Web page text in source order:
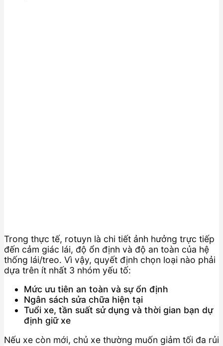
Trong thực tế, rotuyn là chi tiết ảnh hưởng trực tiếp
đến cảm giác lái, độ ổn định và độ an toàn của hệ
thống lái/treo. Vì vậy, quyết định chọn loại nào phải
dựa trên ít nhất 3 nhóm yếu tố:
Mức ưu tiên an toàn và sự ổn định
Ngân sách sửa chữa hiện tại
Tuổi xe, tần suất sử dụng và thời gian bạn dự
định giữ xe
Nếu xe còn mới, chủ xe thường muốn giảm tối đa rủi